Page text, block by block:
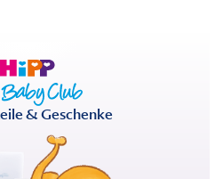
& Geschenke